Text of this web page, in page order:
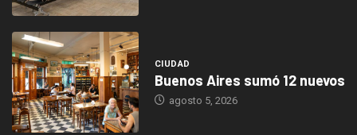
CIUDAD
Buenos Aires sumó 12 nuevos
agosto 5, 2026